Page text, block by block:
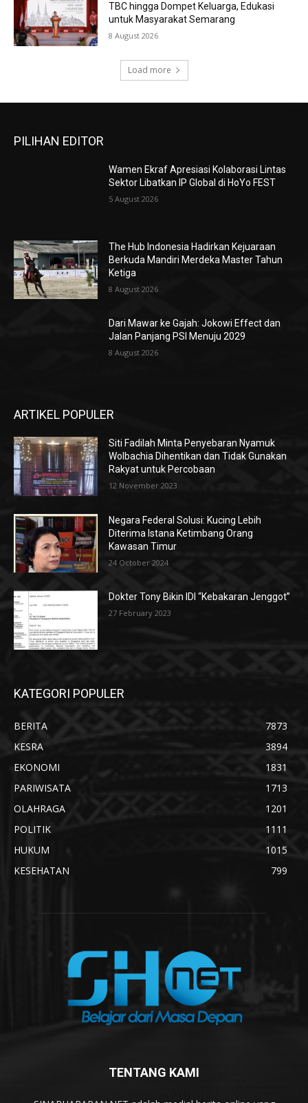
TBC hingga Dompet Keluarga, Edukasi
untuk Masyarakat Semarang
8 August 2026
Load more
PILIHAN EDITOR
Wamen Ekraf Apresiasi Kolaborasi Lintas
Sektor Libatkan IP Global di HoYo FEST
5 August 2026
The Hub Indonesia Hadirkan Kejuaraan
Berkuda Mandiri Merdeka Master Tahun
Ketiga
8 August 2026
Dari Mawar ke Gajah: Jokowi Effect dan
Jalan Panjang PSI Menuju 2029
8 August 2026
ARTIKEL POPULER
Siti Fadilah Minta Penyebaran Nyamuk
Wolbachia Dihentikan dan Tidak Gunakan
Rakyat untuk Percobaan
12 November 2023
Negara Federal Solusi: Kucing Lebih
Diterima Istana Ketimbang Orang
Kawasan Timur
24 October 2024
Dokter Tony Bikin IDI “Kebakaran Jenggot”
27 February 2023
KATEGORI POPULER
BERITA
7873
KESRA
3894
EKONOMI
1831
PARIWISATA
1713
OLAHRAGA
1201
POLITIK
1111
HUKUM
1015
KESEHATAN
799
TENTANG KAMI